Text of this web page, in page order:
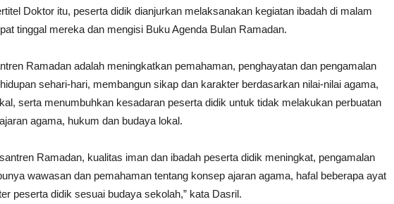
Doktor itu, peserta didik dianjurkan melaksanakan kegiatan ibadah di malam
tinggal mereka dan mengisi Buku Agenda Bulan Ramadan.
Ramadan adalah meningkatkan pemahaman, penghayatan dan pengamalan
sehari-hari, membangun sikap dan karakter berdasarkan nilai-nilai agama,
serta menumbuhkan kesadaran peserta didik untuk tidak melakukan perbuatan
agama, hukum dan budaya lokal.
Ramadan, kualitas iman dan ibadah peserta didik meningkat, pengamalan
wawasan dan pemahaman tentang konsep ajaran agama, hafal beberapa ayat
peserta didik sesuai budaya sekolah,” kata Dasril.